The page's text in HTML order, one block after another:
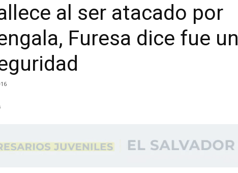
al ser atacado por
Furesa dice fue un